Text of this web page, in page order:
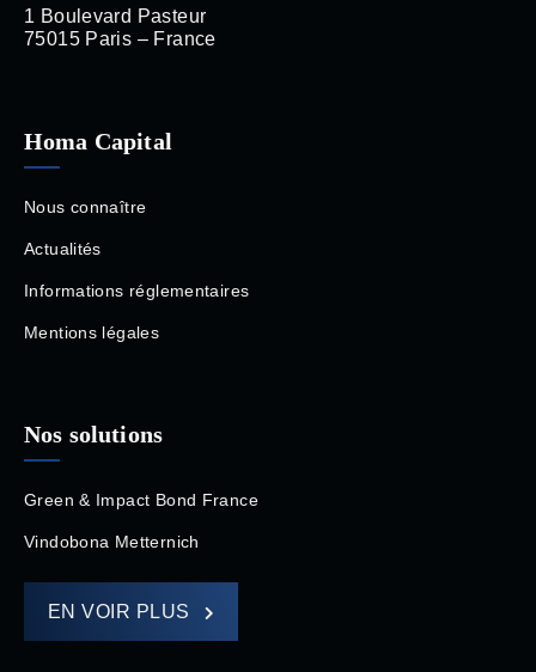
1 Boulevard Pasteur
75015 Paris – France
Homa Capital
Nous connaître
Actualités
Informations réglementaires
Mentions légales
Nos solutions
Green & Impact Bond France
Vindobona Metternich
EN VOIR PLUS